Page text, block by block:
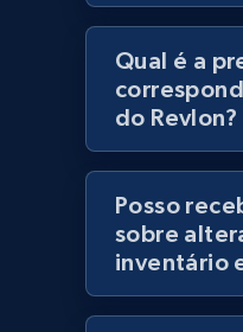
URL, Domain,
Model number, Gtin
Lowes.com -
URL, Domain,
Qual é a
do Revlon?
Posso
sobre
inventário